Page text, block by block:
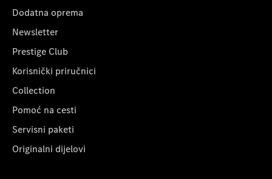
Dodatna oprema
Newsletter
Prestige Club
Korisnički priručnici
Collection
Pomoć na cesti
Servisni paketi
Originalni dijelovi